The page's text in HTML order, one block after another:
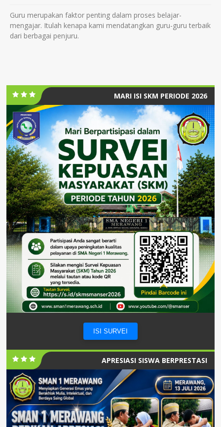
Guru merupakan faktor penting dalam proses belajar-
mengajar. Itulah kenapa kami mendatangkan guru-guru terbaik
dari berbagai penjuru.
MARI ISI SKM PERIODE 2026
ISI SURVEI
APRESIASI SISWA BERPRESTASI